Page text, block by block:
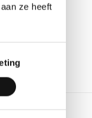
ze heeft